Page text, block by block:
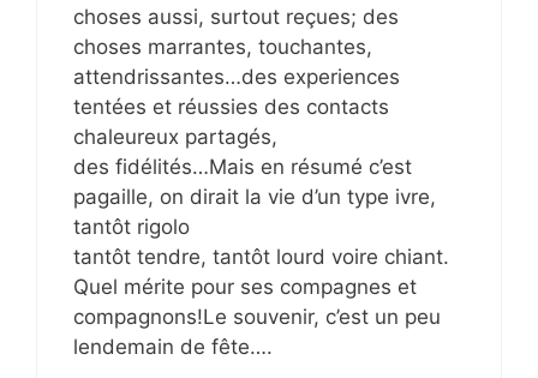
choses aussi, surtout reçues; des
choses marrantes, touchantes,
attendrissantes…des experiences
tentées et réussies des contacts
chaleureux partagés,
des fidélités…Mais en résumé c’est
pagaille, on dirait la vie d’un type ivre,
tantôt rigolo
tantôt tendre, tantôt lourd voire chiant.
Quel mérite pour ses compagnes et
compagnons!Le souvenir, c’est un peu
lendemain de fête….